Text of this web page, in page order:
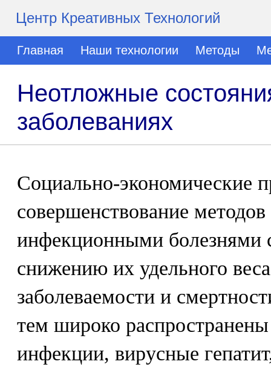
Центр Креативных Технологий
Главная Наши технологии Методы
Неотложные
заболеваниях
Социально-экономические
совершенствование
инфекционными болезнями
снижению их удельного
заболеваемости и
тем широко
инфекции, вирусные